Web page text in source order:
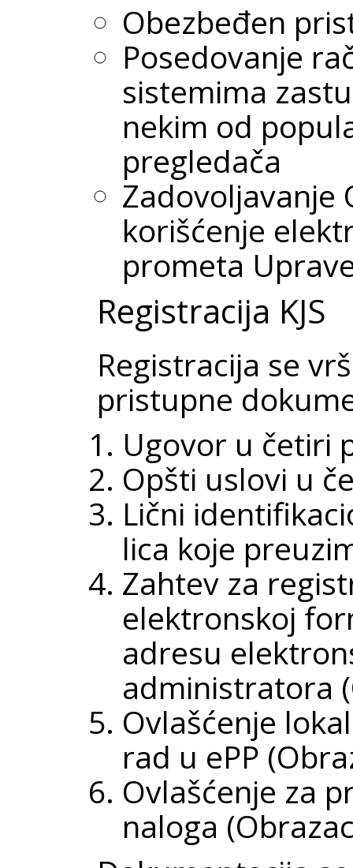
Obezbeđen
Posedovanje
sistemima
nekim od
pregledača
Zadovoljavanje
korišćenje
prometa
Registracija KJS
Registracija se
pristupne
Ugovor u četiri
Opšti uslovi u
Lični
lica koje
Zahtev za
elektronskoj
adresu
administratora
Ovlašćenje
rad u ePP
Ovlašćenje za
naloga